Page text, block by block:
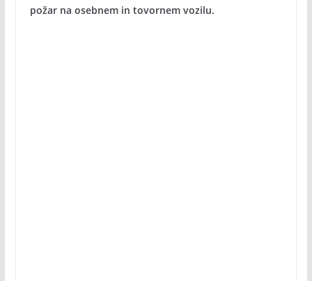
požar na osebnem in tovornem vozilu.